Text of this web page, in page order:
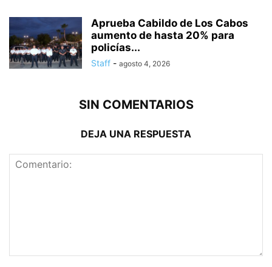
Aprueba Cabildo de Los Cabos
aumento de hasta 20% para
policías...
Staff - agosto 4, 2026
SIN COMENTARIOS
DEJA UNA RESPUESTA